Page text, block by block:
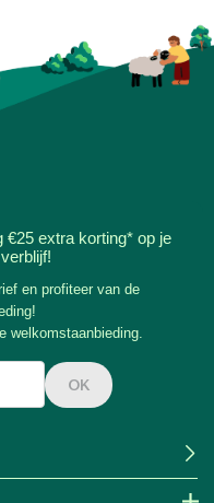
€25 extra korting* op je
en profiteer van de
welkomstaanbieding.
OK